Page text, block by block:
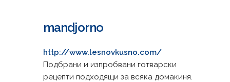
mandjorno
http://www.lesnovkusno.com/
Подбрани и изпробвани готварски
рецепти подходящи за всяка домакиня.